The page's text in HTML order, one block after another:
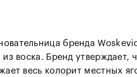
бренда
воска. Бренд утверждает,
весь колорит местных